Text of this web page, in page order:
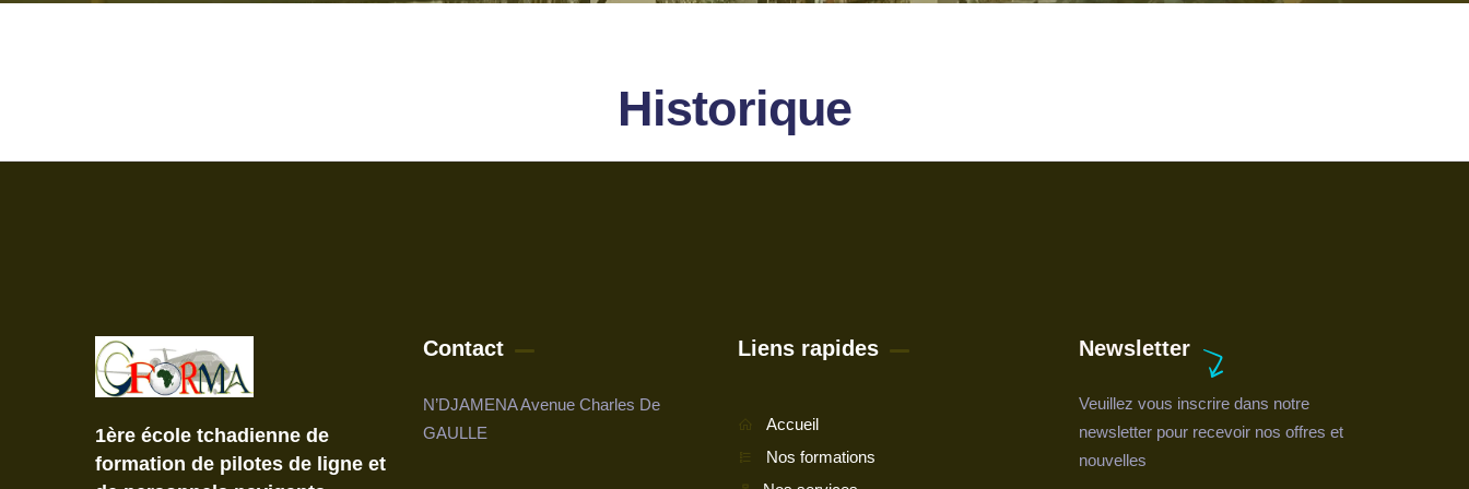
Historique
1ère école tchadienne de
formation de pilotes de ligne et
Contact
N’DJAMENA Avenue Charles De
GAULLE
Liens rapides
Accueil
Nos formations
Newsletter
Veuillez vous inscrire dans notre
newsletter pour recevoir nos offres et
nouvelles